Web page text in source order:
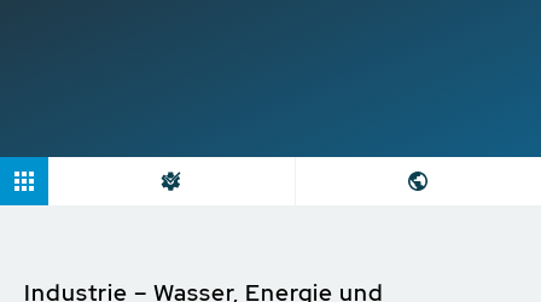
Industrie – Wasser, Energie und